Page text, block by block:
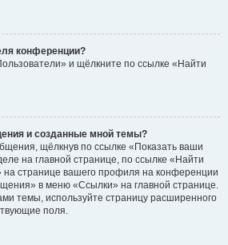
конференции?
и щёлкните по ссылке «Найти
и созданные мной темы?
щёлкнув по ссылке «Показать ваши
на главной странице, по ссылке «Найти
на странице вашего профиля на конференции
в меню «Ссылки» на главной странице.
темы, используйте страницу расширенного
поля.